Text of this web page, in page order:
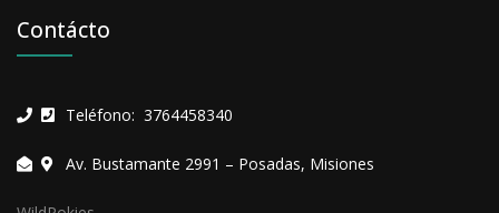
Contácto
Teléfono: 3764458340
Av. Bustamante 2991 – Posadas, Misiones